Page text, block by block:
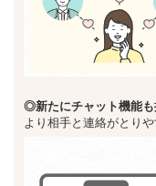
◎新たにチャット機能
より相手と連絡がとり